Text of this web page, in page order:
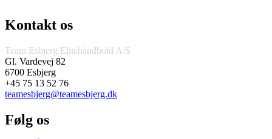
Kontakt os
Team Esbjerg Elitehåndbold A/S
Gl. Vardevej 82
6700 Esbjerg
+45 75 13 52 76
teamesbjerg@teamesbjerg.dk
Følg os